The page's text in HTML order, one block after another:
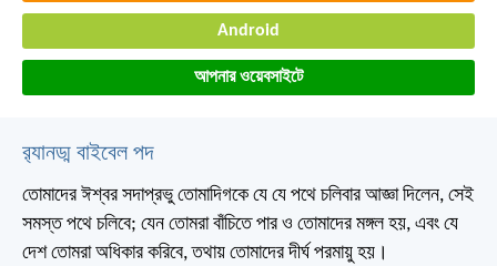
Android
আপনার ওয়েবসাইটে
র‌্যানড্ম বাইবেল পদ
তোমাদের ঈশ্বর সদাপ্রভু তোমাদিগকে যে যে পথে চলিবার আজ্ঞা দিলেন, সেই
সমস্ত পথে চলিবে; যেন তোমরা বাঁচিতে পার ও তোমাদের মঙ্গল হয়, এবং যে
দেশ তোমরা অধিকার করিবে, তথায় তোমাদের দীর্ঘ পরমায়ু হয়।